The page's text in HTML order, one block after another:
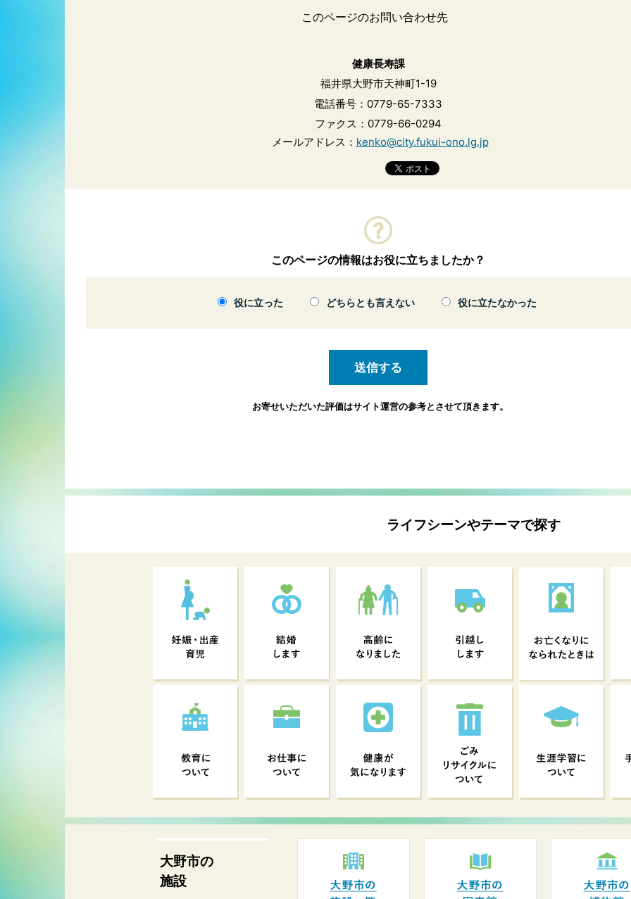
このページのお問い合わせ先
健康長寿課
福井県大野市天神町1-19
電話番号：0779-65-7333
ファクス：0779-66-0294
メールアドレス： kenko@city.fukui-ono.lg.jp
このページの情報はお役に立ちましたか？
役に立った どちらとも言えない 役に立たなかった
お寄せいただいた評価はサイト運営の参考とさせて頂きます。
ライフシーンやテーマで探す
大野市の
施設